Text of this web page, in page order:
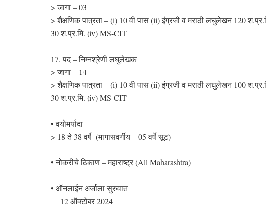
> जागा – 03
> शैक्षणिक पात्रता – (i) 10 वी पास (ii) इंग्रजी व मराठी लघुलेखन 120
30 श.प्र.मि. (iv) MS-CIT
17. पद – निम्नश्रेणी लघुलेखक
> जागा – 14
> शैक्षणिक पात्रता – (i) 10 वी पास (ii) इंग्रजी व मराठी लघुलेखन 100
30 श.प्र.मि. (iv) MS-CIT
• वयोमर्यादा
> 18 ते 38 वर्षे (मागासवर्गीय – 05 वर्षे सूट)
• नोकरीचे ठिकाण – महाराष्ट्र (All Maharashtra)
• ऑनलाईन अर्जाला सुरुवात
12 ऑक्टोबर 2024